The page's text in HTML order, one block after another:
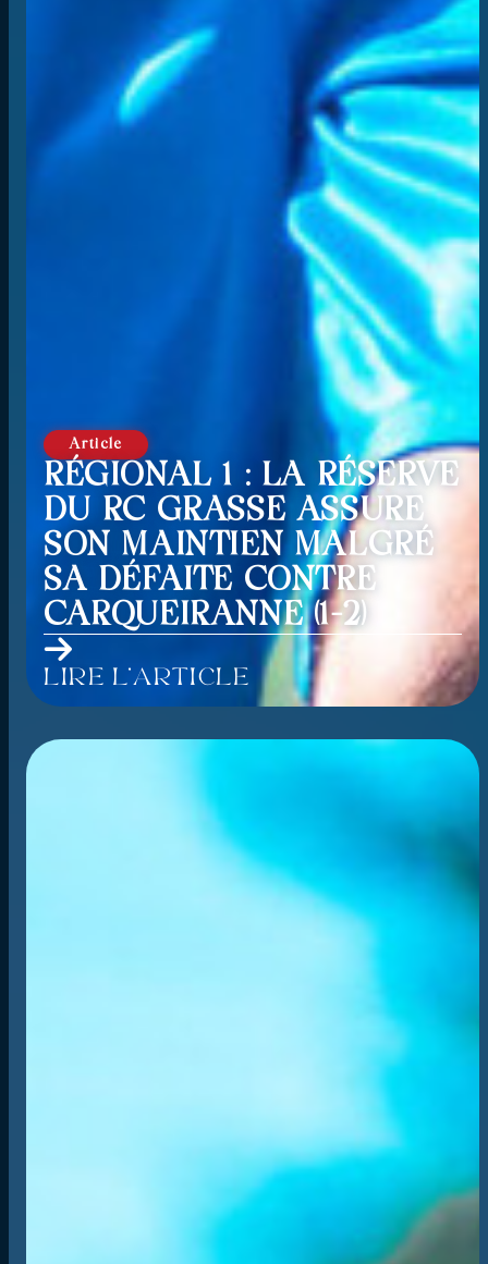
Article
RÉGIONAL 1 : LA RÉSERVE
DU RC GRASSE ASSURE
SON MAINTIEN MALGRÉ
SA DÉFAITE CONTRE
CARQUEIRANNE (1-2)
Lire l'article